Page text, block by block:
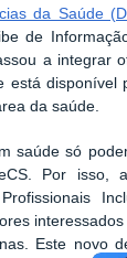
da Saúde
de
a integrar
está disponível
da saúde.
saúde só
Por isso,
Este novo